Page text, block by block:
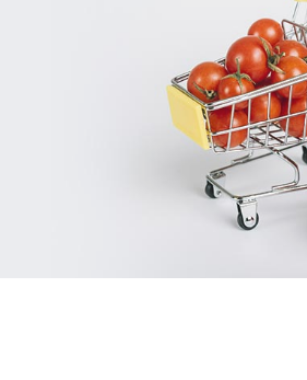
Plateformes digitales
Web, Intranet et Extranet